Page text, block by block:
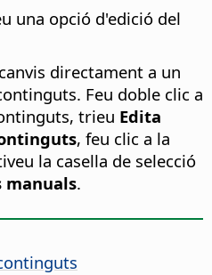
una opció d'edició del
directament a un
Feu doble clic a
trieu Edita
, feu clic a la
la casella de selecció
manuals.